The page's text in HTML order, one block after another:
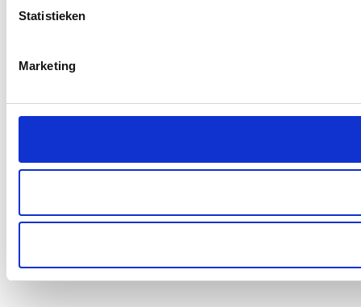
Statistieken
Marketing